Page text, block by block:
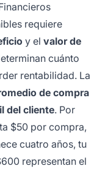
requiere
y el valor de
cuánto
rentabilidad. La
de compra
del cliente. Por
$50 por compra,
cuatro años, tu
representan el